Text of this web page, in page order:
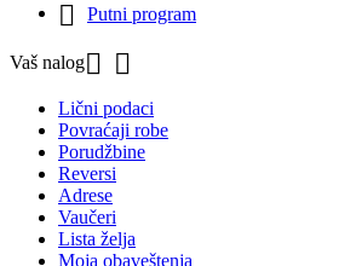
 Putni program
Vaš nalog 
Lični podaci
Povraćaji robe
Porudžbine
Reversi
Adrese
Vaučeri
Lista želja
Moja obaveštenja